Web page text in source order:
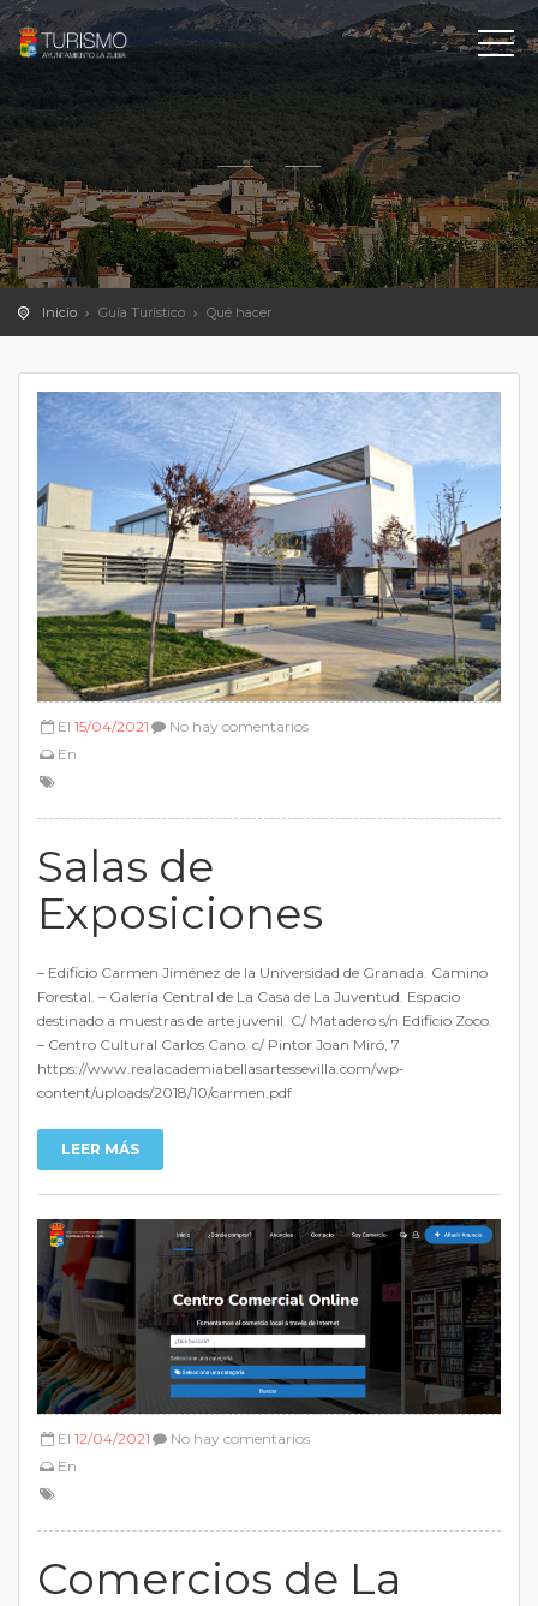
Inicio Guía Turístico Qué hacer
El 15/04/2021
En
No hay comentarios
Salas de
Exposiciones
– Edificio Carmen Jiménez de la Universidad de Granada. Camino
Forestal. – Galería Central de La Casa de La Juventud. Espacio
destinado a muestras de arte juvenil. C/ Matadero s/n Edificio Zoco.
– Centro Cultural Carlos Cano. c/ Pintor Joan Miró, 7
https://www.realacademiabellasartessevilla.com/wp-
content/uploads/2018/10/carmen.pdf
LEER MÁS
El 12/04/2021
En
No hay comentarios
Comercios de La